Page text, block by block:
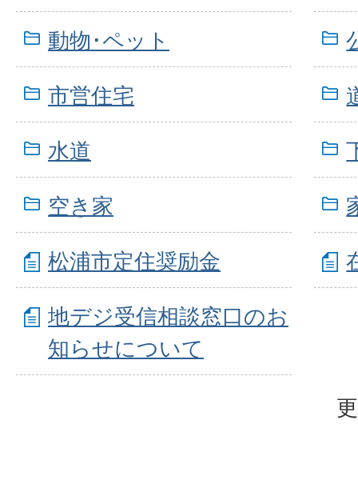
動物･ペット
市営住宅
水道
空き家
松浦市定住奨励金
地デジ受信相談窓口のお
知らせについて